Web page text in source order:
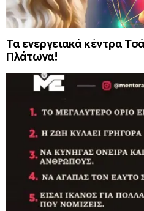
Τα ενεργειακά κέντρα
Πλάτωνα!